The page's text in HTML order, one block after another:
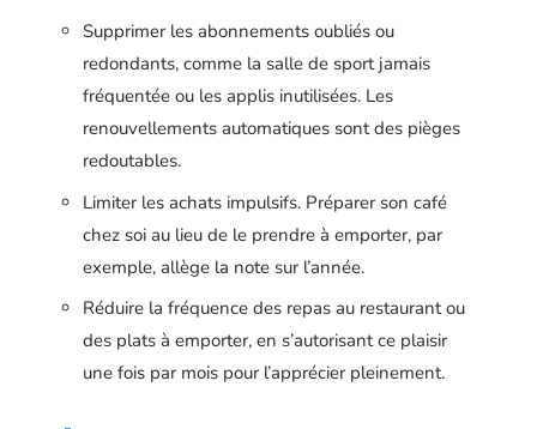
Supprimer les abonnements oubliés ou
redondants, comme la salle de sport jamais
fréquentée ou les applis inutilisées. Les
renouvellements automatiques sont des pièges
redoutables.
Limiter les achats impulsifs. Préparer son café
chez soi au lieu de le prendre à emporter, par
exemple, allège la note sur l’année.
Réduire la fréquence des repas au restaurant ou
des plats à emporter, en s’autorisant ce plaisir
une fois par mois pour l’apprécier pleinement.